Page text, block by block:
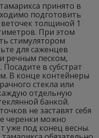
принято в
подготовить
толщиной 1
При этом
стимулятором
для саженцев
речным песком,
в субстрат
В конце контейнеры
стекла или
отдельную
банкой.
не заставят себя
черенки можно
уже под конец весны.